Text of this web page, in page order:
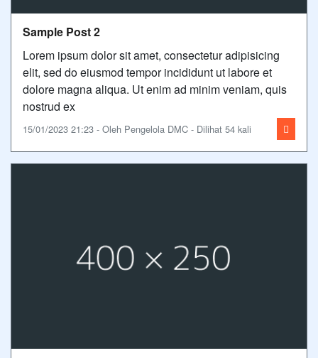
Sample Post 2
Lorem ipsum dolor sit amet, consectetur adipisicing
elit, sed do eiusmod tempor incididunt ut labore et
dolore magna aliqua. Ut enim ad minim veniam, quis
nostrud ex
15/01/2023 21:23 - Oleh Pengelola DMC - Dilihat 54 kali